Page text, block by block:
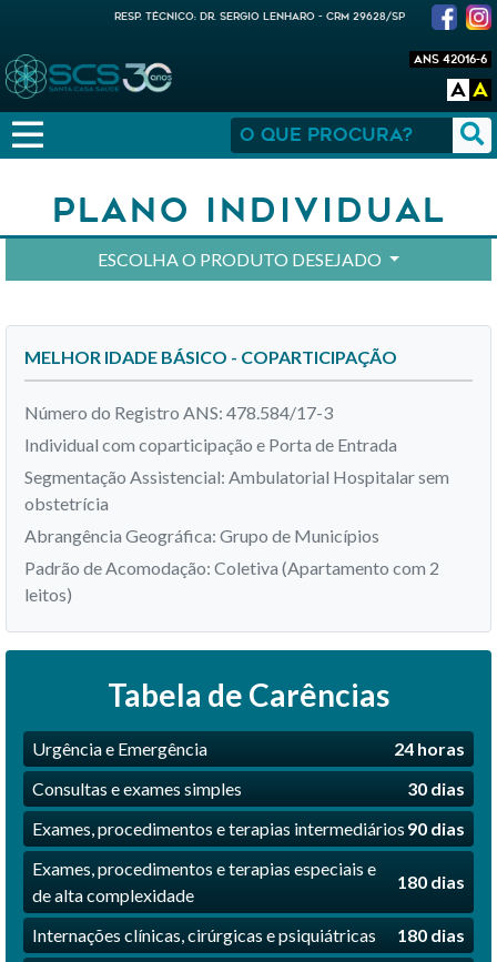
ANS 42016-6
RESP. TÉCNICO: DR. SERGIO LENHARO - CRM 29628/SP
A A
Plano Individual
ESCOLHA O PRODUTO DESEJADO
MELHOR IDADE BÁSICO - COPARTICIPAÇÃO
Número do Registro ANS: 478.584/17-3
Individual com coparticipação e Porta de Entrada
Segmentação Assistencial: Ambulatorial Hospitalar sem
obstetrícia
Abrangência Geográfica: Grupo de Municípios
Padrão de Acomodação: Coletiva (Apartamento com 2
leitos)
Tabela de Carências
Urgência e Emergência
24 horas
Consultas e exames simples
30 dias
Exames, procedimentos e terapias intermediários 90 dias
Exames, procedimentos e terapias especiais e
de alta complexidade
180 dias
Internações clínicas, cirúrgicas e psiquiátricas
180 dias